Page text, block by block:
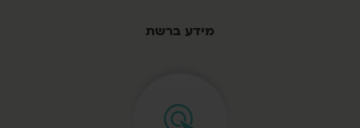
מידע ברשת